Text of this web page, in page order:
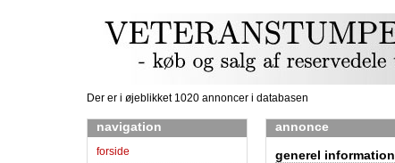
Der er i øjeblikket 1020 annoncer i databasen
navigation
forside
annonce
generel information